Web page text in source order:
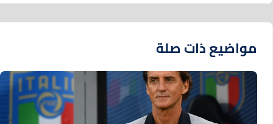
مواضيع ذات صلة